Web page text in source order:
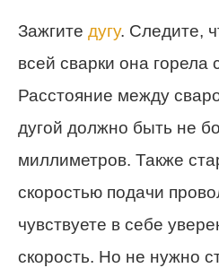
Зажгите дугу. Следите,
всей сварки она горела
Расстояние между
дугой должно быть не
миллиметров. Также
скоростью подачи
чувствуете в себе
скорость. Но не нужно